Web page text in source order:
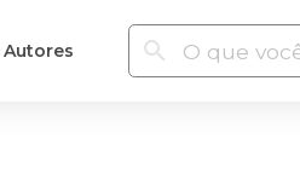
Autores